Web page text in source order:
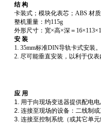
结 构
卡装式；模块化表芯；ABS 材
整机重量：约115g
外形尺寸：宽×高×深＝
安 装
1. 35mm标准DIN导轨卡式安装
2. 尽可能垂直安装，以利于仪
应 用
1. 用于向现场变送器提供配电
2. 连接至现场的设备：二线制
3. 连接至控制系统（或其它单